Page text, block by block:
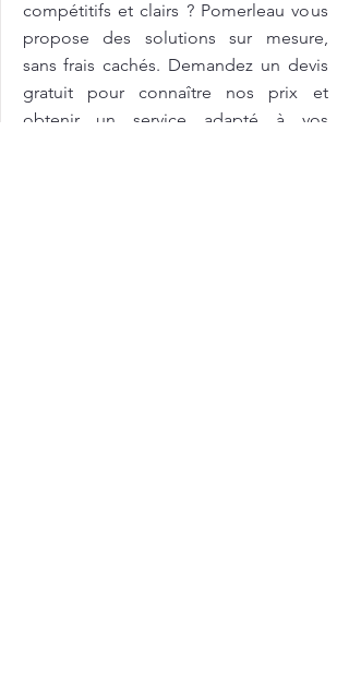
compétitifs et clairs ? Pomerleau vous
propose des solutions sur mesure,
sans frais cachés. Demandez un devis
gratuit pour connaître nos prix et
obtenir un service adapté à vos